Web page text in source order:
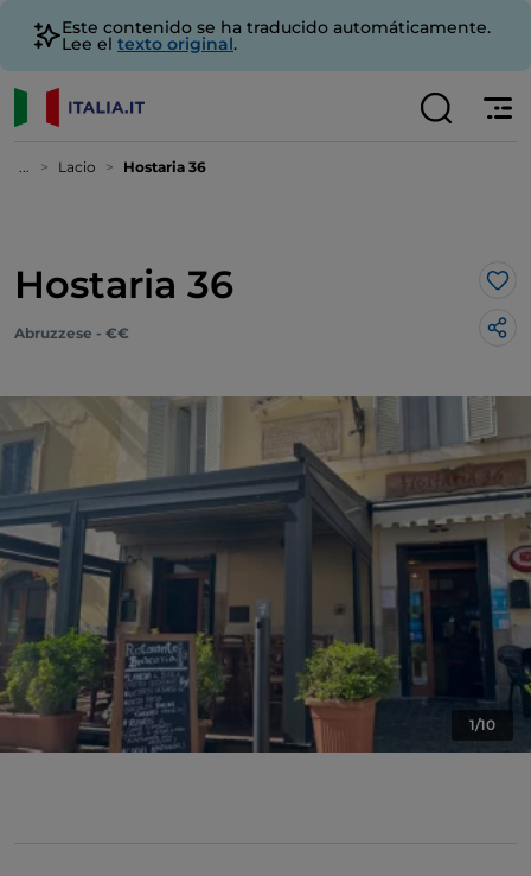
Este contenido se ha traducido automáticamente.
Lee el texto original.
... Lacio Hostaria 36
Hostaria 36 Me
Abruzzese - €€
1/10